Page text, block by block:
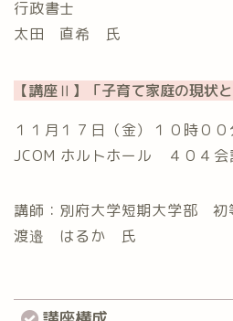
行政書士
太田 直希 氏
【講座Ⅱ】「子育て家庭の現状
１１月１７日（金）⁡１０時０
JCOM ホルトホール ４０４会
講師：別府大学短期大学部
渡邉 はるか 氏